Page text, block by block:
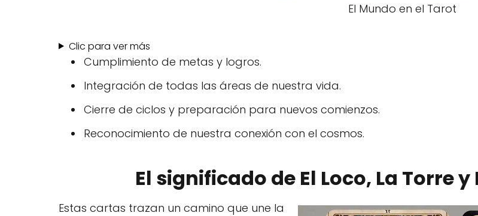
El Mundo en el Tarot
Clic para ver más
Cumplimiento de metas y logros.
Integración de todas las áreas de nuestra vida.
Cierre de ciclos y preparación para nuevos comienzos.
Reconocimiento de nuestra conexión con el cosmos.
El significado de El Loco, La Torre
Estas cartas trazan un camino que une la